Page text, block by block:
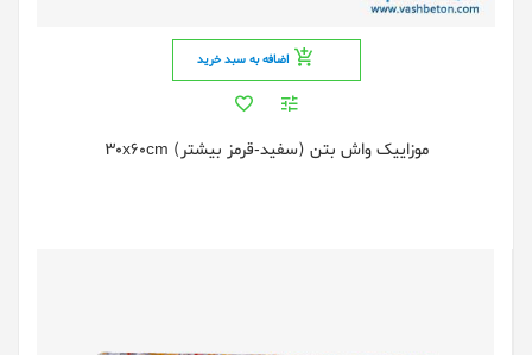
اضافه به سبد خرید
موزاییک واش بتن (سفید-قرمز بیشتر) 30x60cm